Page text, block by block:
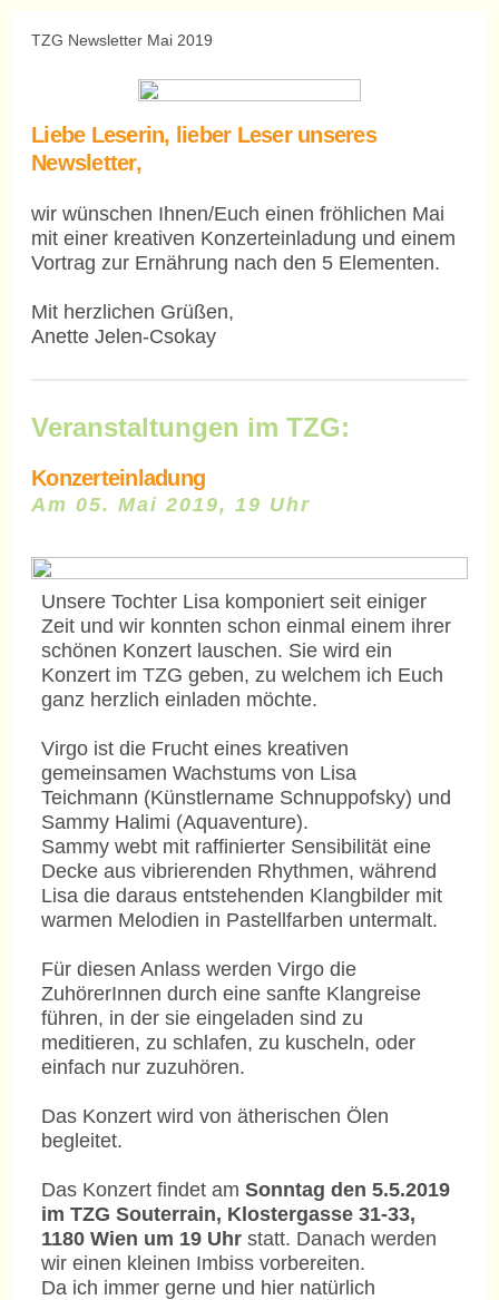
TZG Newsletter Mai 2019
Liebe Leserin, lieber Leser unseres
Newsletter,
wir wünschen Ihnen/Euch einen fröhlichen Mai
mit einer kreativen Konzerteinladung und einem
Vortrag zur Ernährung nach den 5 Elementen.
Mit herzlichen Grüßen,
Anette Jelen-Csokay
Veranstaltungen im TZG:
Konzerteinladung
Am 05. Mai 2019, 19 Uhr
Unsere Tochter Lisa komponiert seit einiger
Zeit und wir konnten schon einmal einem ihrer
schönen Konzert lauschen. Sie wird ein
Konzert im TZG geben, zu welchem ich Euch
ganz herzlich einladen möchte.
Virgo ist die Frucht eines kreativen
gemeinsamen Wachstums von Lisa
Teichmann (Künstlername Schnuppofsky) und
Sammy Halimi (Aquaventure).
Sammy webt mit raffinierter Sensibilität eine
Decke aus vibrierenden Rhythmen, während
Lisa die daraus entstehenden Klangbilder mit
warmen Melodien in Pastellfarben untermalt.
Für diesen Anlass werden Virgo die
ZuhörerInnen durch eine sanfte Klangreise
führen, in der sie eingeladen sind zu
meditieren, zu schlafen, zu kuscheln, oder
einfach nur zuzuhören.
Das Konzert wird von ätherischen Ölen
begleitet.
Das Konzert findet am Sonntag den 5.5.2019
im TZG Souterrain, Klostergasse 31-33,
1180 Wien um 19 Uhr statt. Danach werden
wir einen kleinen Imbiss vorbereiten.
Da ich immer gerne und hier natürlich